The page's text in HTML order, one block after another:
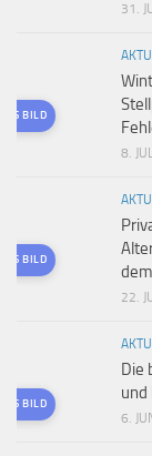
31.
BILD
8.
BILD
22.
BILD
Die
und
6.